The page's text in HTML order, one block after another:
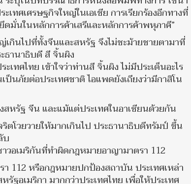
ทศเศรษฐกิจใหญ่ในเอเชีย การเรียกร้องอีกทางที่
มั่นในหลักการค้าเสรีและหลักการค้าพหุภาคี”
กินไปที่ทั้งจีนและสหรัฐ จึงไม่ชะม้ายชายตามาที่
ธานาธิบดี สี จิ้นผิง
เทศไทย เข้าใจว่าท่านสี จิ้นผิง ไม่มีประเด็นอะไร
ป็นภัยต่อประเทศชาติ ไอแพดยังเถียงว่ามีกาสิโน
สหรัฐ จีน และแม้แต่ประเทศในอาเซียนด้วยกัน
โวยวายให้มากเกินไป ประธานาธิบดีทรัมป์ ขึ้น
บ
อเมริกันที่ทำผิดกฎหมายอาญามาตรา 112
112 หรือกฎหมายปกป้องสถาบัน ประเทศเหล่า
อเมริกา มากกว่าประเทศไทย เพื่อให้ประเทศ